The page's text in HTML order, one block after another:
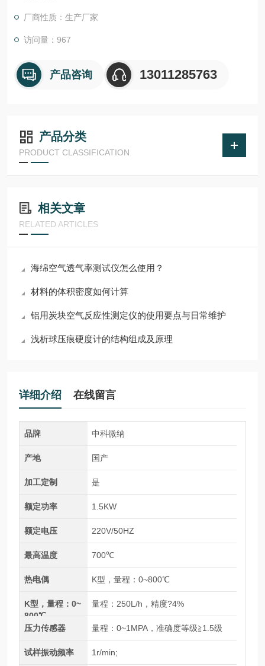
厂商性质：生产厂家
访问量：967
产品咨询 13011285763
产品分类
PRODUCT CLASSIFICATION
相关文章
RELATED ARTICLES
海绵空气透气率测试仪怎么使用？
材料的体积密度如何计算
铝用炭块空气反应性测定仪的使用要点与日常维护
浅析球压痕硬度计的结构组成及原理
详细介绍 在线留言
品牌 中科微纳
产地 国产
加工定制 是
额定功率 1.5KW
额定电压 220V/50HZ
最高温度 700℃
热电偶 K型，量程：0~800℃
K型，量程：0~
800℃
量程：250L/h，精度?4%
压力传感器 量程：0~1MPA，准确度等级≧1.5级
试样振动频率 1r/min;